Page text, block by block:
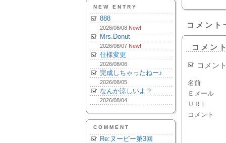
NEW ENTRY
888
2026/08/08 New!
Mrs.Donut
2026/08/07 New!
仕様変更
2026/08/06
完成しちゃったねー♪
2026/08/05
なんか涼しいよ？
2026/08/04
COMMENT
Re:ヌーピー第3回
コメント
コメン
コメン
名前
Ｅメール
ＵＲＬ
コメント